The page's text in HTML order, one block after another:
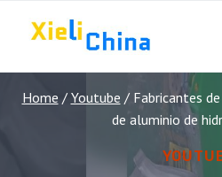
Home / Youtube / Fabricantes
de aluminio de